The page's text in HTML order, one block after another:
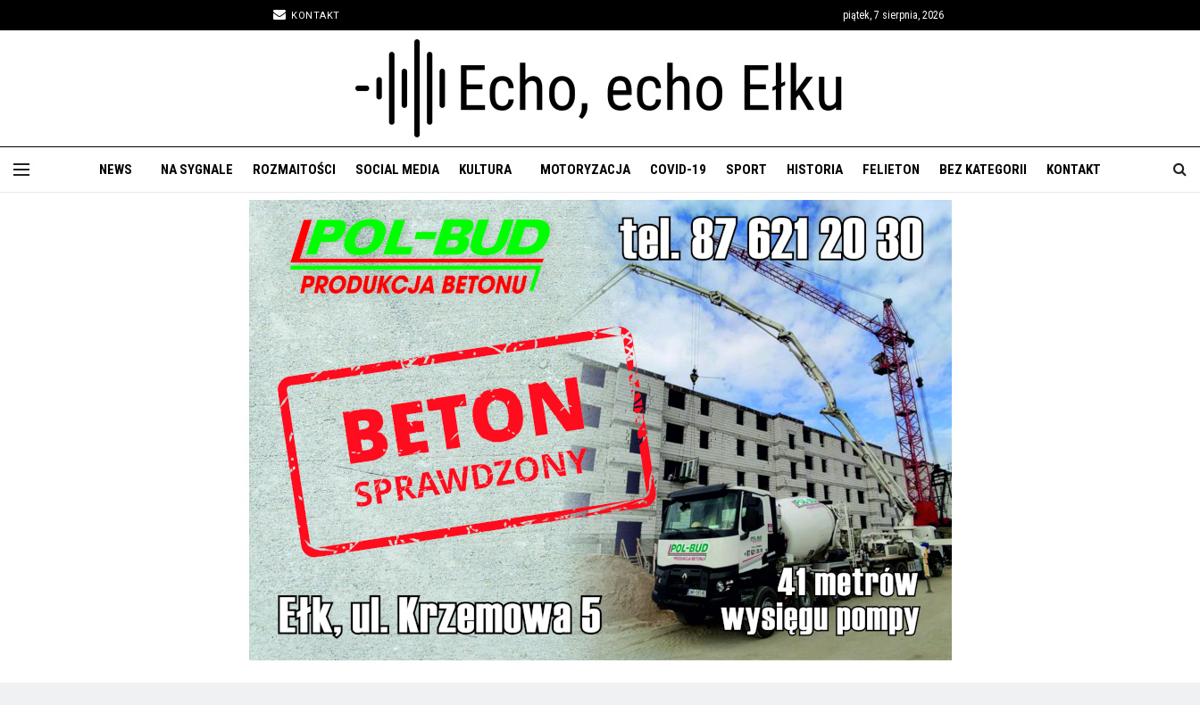
KONTAKT piątek, 7 sierpnia, 2026
NEWS NA SYGNALE ROZMAITOŚCI SOCIAL MEDIA KULTURA MOTORYZACJA COVID-19 SPORT HISTORIA FELIETON BEZ KATEGORII KONTAKT